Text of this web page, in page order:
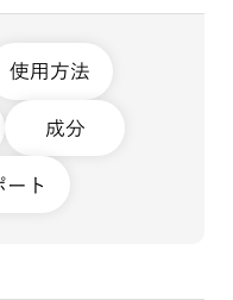
使用方法
成分
ート